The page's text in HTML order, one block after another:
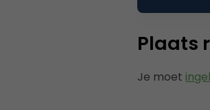
Plaats
Je moet